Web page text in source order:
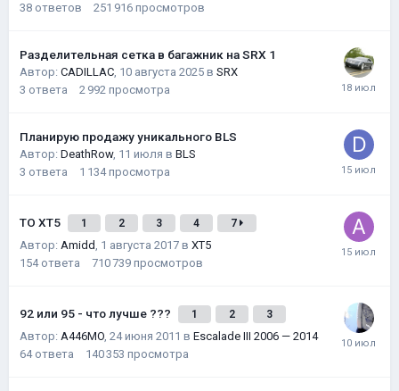
38 ответов 251 916 просмотров
Разделительная сетка в багажник на SRX 1
Автор: CADILLAC, 10 августа 2025 в SRX
3 ответа 2 992 просмотра
Планирую продажу уникального BLS
Автор: DeathRow, 11 июля в BLS
3 ответа 1 134 просмотра
ТО XT5 1 2 3 4 7
Автор: Amidd, 1 августа 2017 в XT5
154 ответа 710 739 просмотров
92 или 95 - что лучше ??? 1 2 3
Автор: A446MO, 24 июня 2011 в Escalade III 2006 — 2014
64 ответа 140 353 просмотра